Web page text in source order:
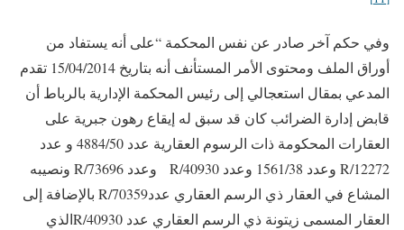
وفي حكم آخر صادر عن نفس المحكمة “على أنه يستفاد من
أوراق الملف ومحتوى الأمر المستأنف أنه بتاريخ 15/04/2014 تقدم
المدعي بمقال استعجالي إلى رئيس المحكمة الإدارية بالرباط أن
قابض إدارة الضرائب كان قد سبق له إيقاع رهون جبرية على
العقارات المحكومة ذات الرسوم العقارية عدد 4884/50 و عدد
12272/R وعدد 1561/38 وعدد 40930/R وعدد 73696/R ونصيبه
المشاع في العقار ذي الرسم العقاري عدد70359/R بالإضافة إلى
العقار المسمى زيتونة ذي الرسم العقاري عدد 40930/Rالذي